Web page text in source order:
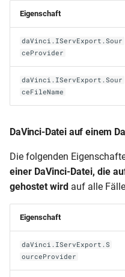
Eigenschaft
daVinci.IServExport.Sour
ceProvider
daVinci.IServExport.Sour
ceFileName
DaVinci-Datei auf einem
Die folgenden
einer DaVinci-Datei, die
gehostet wird auf alle
Eigenschaft
daVinci.IServExport.S
ourceProvider